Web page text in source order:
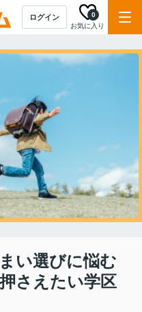
ログイン
お気に入り
0
い選びに悩む
さえたい学区